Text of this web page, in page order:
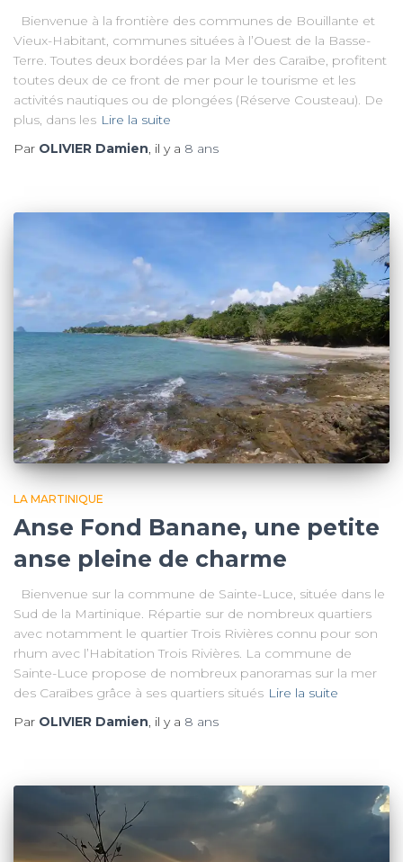
Bienvenue à la frontière des communes de Bouillante et
Vieux-Habitant, communes situées à l’Ouest de la Basse-
Terre. Toutes deux bordées par la Mer des Caraïbe, profitent
toutes deux de ce front de mer pour le tourisme et les
activités nautiques ou de plongées (Réserve Cousteau). De
plus, dans les Lire la suite
Par OLIVIER Damien, il y a 8 ans
LA MARTINIQUE
Anse Fond Banane, une petite
anse pleine de charme
Bienvenue sur la commune de Sainte-Luce, située dans le
Sud de la Martinique. Répartie sur de nombreux quartiers
avec notamment le quartier Trois Rivières connu pour son
rhum avec l’Habitation Trois Rivières. La commune de
Sainte-Luce propose de nombreux panoramas sur la mer
des Caraïbes grâce à ses quartiers situés Lire la suite
Par OLIVIER Damien, il y a 8 ans